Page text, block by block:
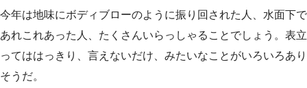
今年は地味にボディブローのように振り回された人、水面下で
あれこれあった人、たくさんいらっしゃることでしょう。表立
ってははっきり、言えないだけ、みたいなことがいろいろあり
そうだ。